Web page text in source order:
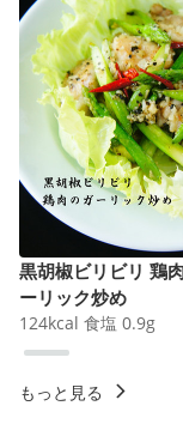
黒胡椒ビリビリ 鶏
ーリック炒め
124kcal 食塩 0.9g
もっと見る